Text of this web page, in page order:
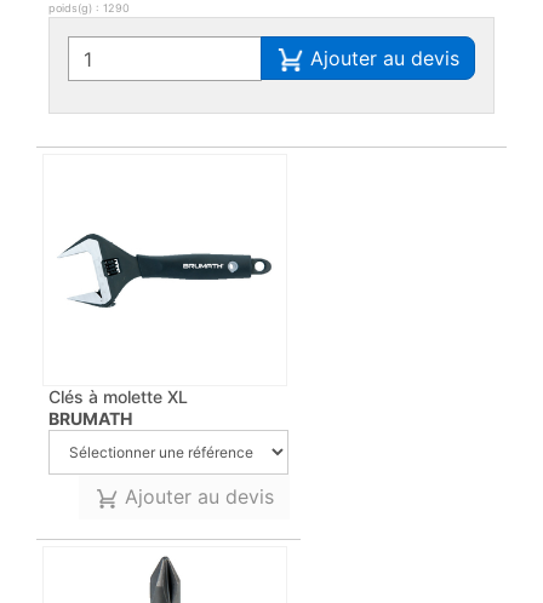
poids(g) : 1290
Ajouter au devis
Clés à molette XL
BRUMATH
Ajouter au devis